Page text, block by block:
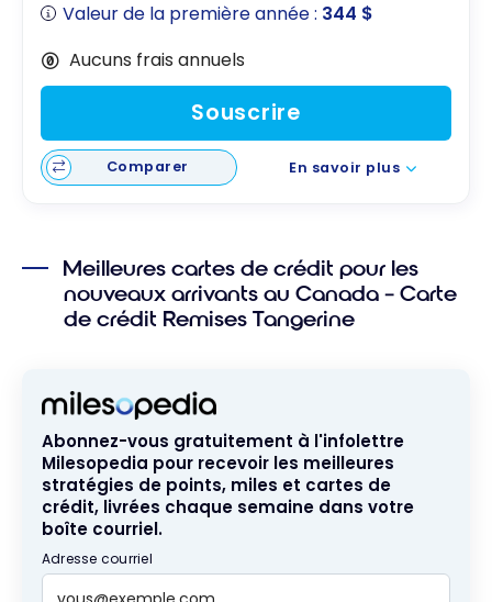
Valeur de la première année : 344 $
Aucuns frais annuels
Souscrire
Comparer En savoir plus
Meilleures cartes de crédit pour les
nouveaux arrivants au Canada – Carte
de crédit Remises Tangerine
Abonnez-vous gratuitement à l'infolettre
Milesopedia pour recevoir les meilleures
stratégies de points, miles et cartes de
crédit, livrées chaque semaine dans votre
boîte courriel.
Adresse courriel